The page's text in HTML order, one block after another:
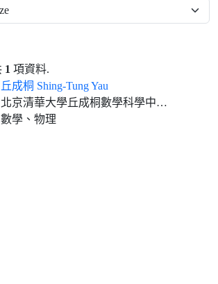
1 項資料.
丘成桐 Shing-Tung Yau
北京清華大學丘成桐數學科學中心主任、求真書院院長 美國哈佛大學數學系名譽教授 香港中文大學數學科學研究所所長
數學、物理